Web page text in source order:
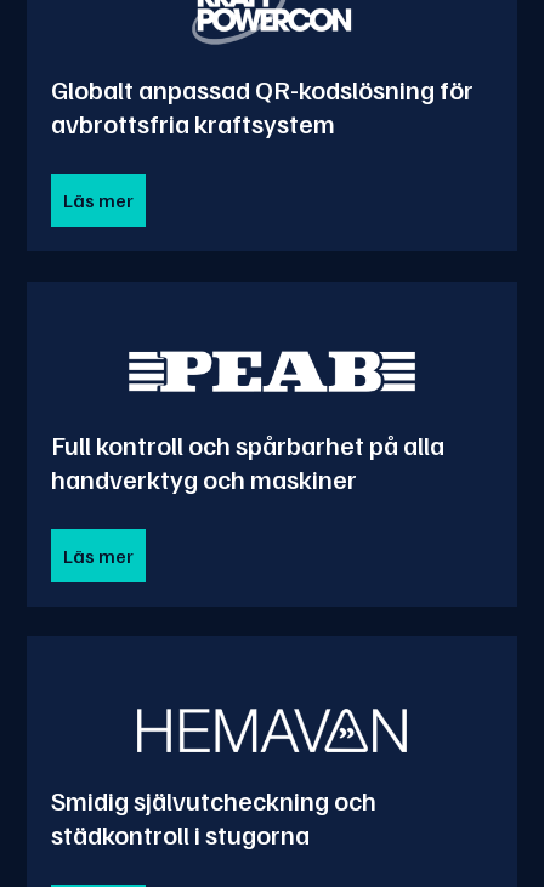
Globalt anpassad QR-kodslösning för
avbrottsfria kraftsystem
Läs mer
Full kontroll och spårbarhet på alla
handverktyg och maskiner
Läs mer
Smidig självutcheckning och
städkontroll i stugorna